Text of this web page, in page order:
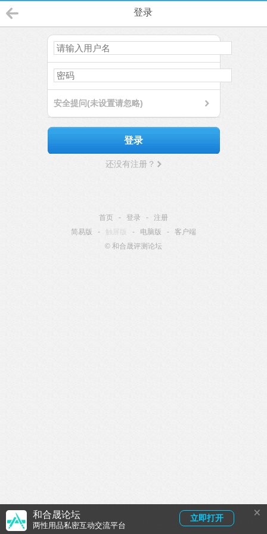
和合晟论坛
两性用品私密互动交流平台
立即打开 ×
登录
安全提问(未设置请忽略)
登录
还没有注册？
首页 - 登录 -
注册
简易版
- 触屏版 - 电脑版 -
客户端
© 和合晟评测论坛